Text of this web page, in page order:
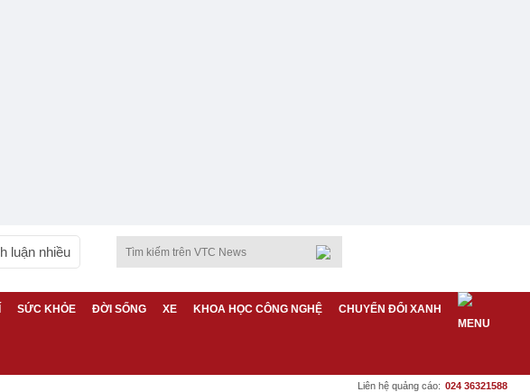
luận nhiều
SỨC KHỎE ĐỜI SỐNG XE KHOA HỌC CÔNG NGHỆ CHUYỂN ĐỔI XANH
Liên hệ quảng cáo: 024 36321588